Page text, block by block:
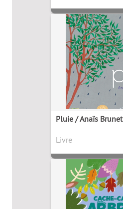
Pluie / Anaïs Brunet
Livre